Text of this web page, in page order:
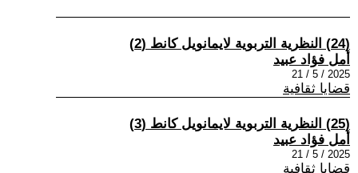
(24) النظرية التربوية لايمانويل كانط (2)
أمل فؤاد عبيد
2025 / 5 / 21
قضايا ثقافية
(25) النظرية التربوية لايمانويل كانط (3)
أمل فؤاد عبيد
2025 / 5 / 21
قضايا ثقافية